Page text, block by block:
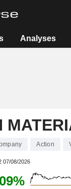
Analyses
Action
07/08/2026